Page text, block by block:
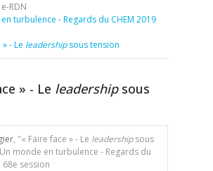
e-RDN
turbulence - Regards du CHEM 2019
- Le leadershipsous tension
» - Le leadershipsous
, "« Faire face » - Le leadershipsous
Un monde en turbulence - Regards du
68e session